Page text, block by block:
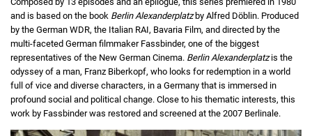
and is based on the book Berlin Alexanderplatzby Alfred Döblin. Produced
by the German WDR, the Italian RAI, Bavaria Film, and directed by the
multi-faceted German filmmaker Fassbinder, one of the biggest
representatives of the New German Cinema. Berlin Alexanderplatzis the
odyssey of a man, Franz Biberkopf, who looks for redemption in a world
full of vice and diverse characters, in a Germany that is immersed in
profound social and political change. Close to his thematic interests, this
work by Fassbinder was restored and screened at the 2007 Berlinale.